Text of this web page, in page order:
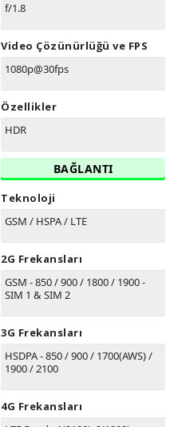
f/1.8
Video Çözünürlüğü ve FPS
1080p@30fps
Özellikler
HDR
BAĞLANTI
Teknoloji
GSM / HSPA / LTE
2G Frekansları
GSM - 850 / 900 / 1800 / 1900 -
SIM 1 & SIM 2
3G Frekansları
HSDPA - 850 / 900 / 1700(AWS) /
1900 / 2100
4G Frekansları